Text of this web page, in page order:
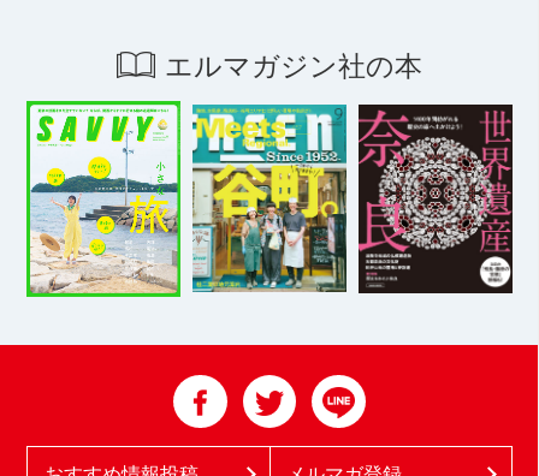
エルマガジン社の本